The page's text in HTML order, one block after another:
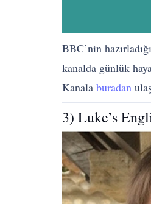
BBC’nin
kanalda günlük
Kanala buradan
3) Luke’s